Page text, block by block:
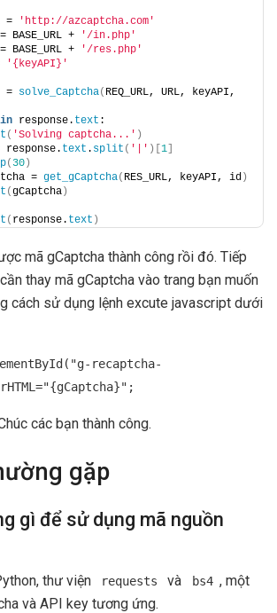
=
'http://azcaptcha.com'
BASE_URL +
'/in.php'
BASE_URL +
'/res.php'
'{keyAPI}'
= solve_Captcha( REQ_URL, URL, keyAPI,
in response. text :
( 'Solving captcha...' )
response.
text . split ( '|' )[ 1
( 30 )
=
get_gCaptcha( RES_URL, keyAPI, id )
(gCaptcha )
( response. text )
mã gCaptcha thành công rồi đó. Tiếp
thay mã gCaptcha vào trang bạn muốn
cách sử dụng lệnh excute javascript dưới
recaptcha-
các bạn thành công.
gặp
gì để sử dụng mã nguồn
thư viện requests và bs4 , một
và API key tương ứng.